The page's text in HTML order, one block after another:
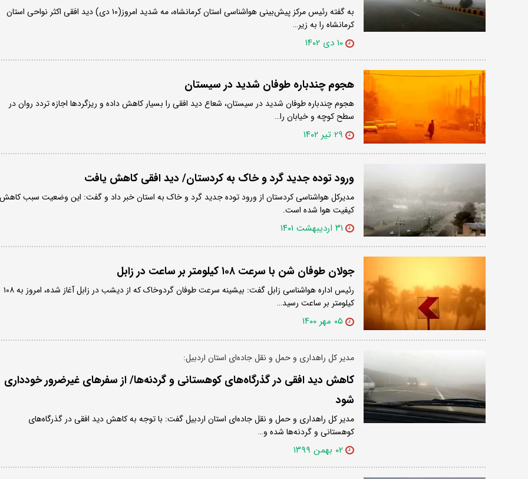
به گفته رئیس مرکز پیش‌بینی هواشناسی استان کرمانشاه، مه شدید امروز(۱۰ دی) دید افقی اکثر نواحی استان
کرمانشاه را به زیر…
۱۰ دی ۱۴۰۲
هجوم چندباره طوفان شدید در سیستان
هجوم چندباره طوفان شدید در سیستان، شعاع دید افقی را بسیار کاهش داده و ریزگردها اجازه تردد روان در
سطح کوچه و خیابان را…
۲۹ تیر ۱۴۰۲
ورود توده جدید گرد و خاک به کردستان/ دید افقی کاهش یافت
مدیرکل هواشناسی کردستان از ورود توده جدید گرد و خاک به استان خبر داد و گفت: این وضعیت سبب
کیفیت هوا شده است.
۳۱ اردیبهشت ۱۴۰۱
جولان طوفان شن با سرعت ۱۰۸ کیلومتر بر ساعت در زابل
رئیس اداره هواشناسی زابل گفت: بیشینه سرعت طوفان گردوخاک که از دیشب در زابل آغاز شده، امروز به ۱۰۸
کیلومتر بر ساعت رسید…
۰۵ مهر ۱۴۰۰
مدیر کل راهداری و حمل و نقل جاده‌ای استان اردبیل:
کاهش دید افقی در گذرگاه‌های کوهستانی و گردنه‌ها/ از سفرهای غیرضرور خودداری
شود
مدیر کل راهداری و حمل و نقل جاده‌ای استان اردبیل گفت: با توجه به کاهش دید افقی در گذرگاه‌های
کوهستانی و گردنه‌ها شده و…
۰۲ بهمن ۱۳۹۹